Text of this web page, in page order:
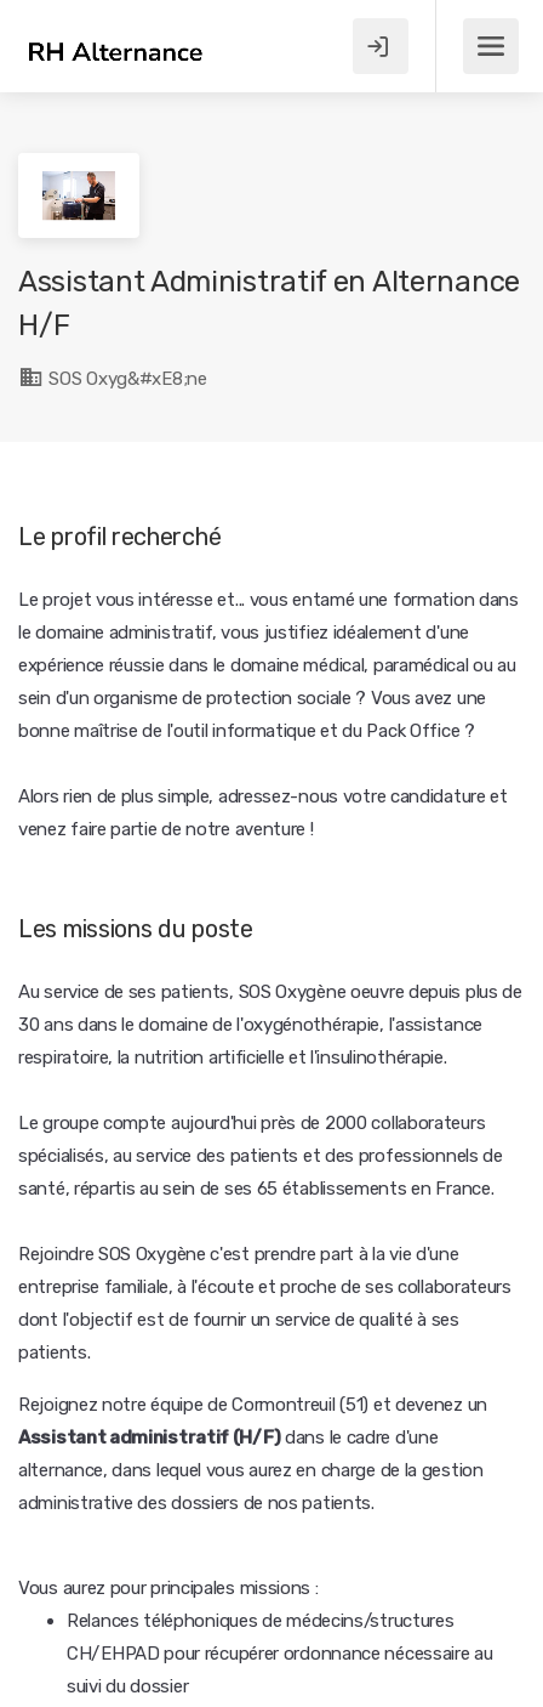
Assistant Administratif en Alternance
H/F
SOS Oxyg&#xE8;ne
Le profil recherché
Le projet vous intéresse et... vous entamé une formation dans
le domaine administratif, vous justifiez idéalement d'une
expérience réussie dans le domaine médical, paramédical ou au
sein d'un organisme de protection sociale ? Vous avez une
bonne maîtrise de l'outil informatique et du Pack Office ?
Alors rien de plus simple, adressez-nous votre candidature et
venez faire partie de notre aventure !
Les missions du poste
Au service de ses patients, SOS Oxygène oeuvre depuis plus de
30 ans dans le domaine de l'oxygénothérapie, l'assistance
respiratoire, la nutrition artificielle et l'insulinothérapie.
Le groupe compte aujourd'hui près de 2000 collaborateurs
spécialisés, au service des patients et des professionnels de
santé, répartis au sein de ses 65 établissements en France.
Rejoindre SOS Oxygène c'est prendre part à la vie d'une
entreprise familiale, à l'écoute et proche de ses collaborateurs
dont l'objectif est de fournir un service de qualité à ses
patients.
Rejoignez notre équipe de Cormontreuil (51) et devenez un
Assistant administratif (H/F)dans le cadre d'une
alternance, dans lequel vous aurez en charge de la gestion
administrative des dossiers de nos patients.
Vous aurez pour principales missions :
Relances téléphoniques de médecins/structures
CH/EHPAD pour récupérer ordonnance nécessaire au
suivi du dossier